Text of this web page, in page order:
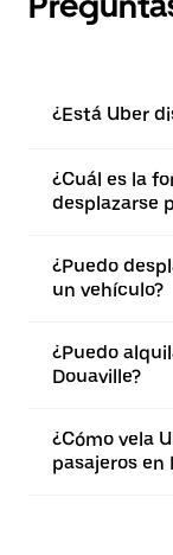
¿Está Uber
¿Cuál es la
desplazarse
¿Puedo
un vehículo?
¿Puedo
Douaville?
¿Cómo vela
pasajeros en